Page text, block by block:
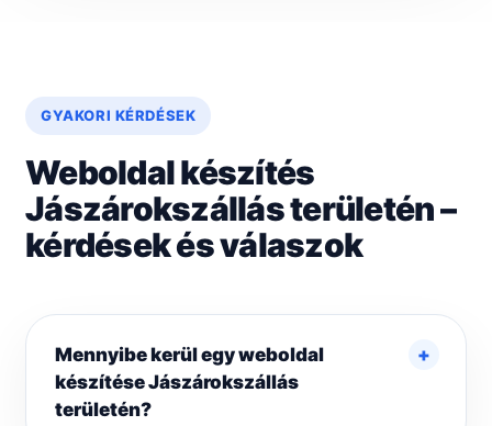
GYAKORI KÉRDÉSEK
Weboldal készítés
Jászárokszállás területén –
kérdések és válaszok
Mennyibe kerül egy weboldal
készítése Jászárokszállás
területén?